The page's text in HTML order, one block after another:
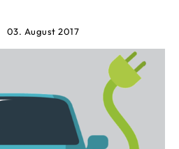
03. August 2017